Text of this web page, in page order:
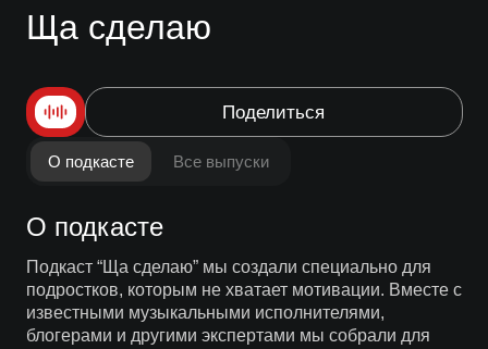
Ща сделаю
Поделиться
О подкасте Все выпуски
О подкасте
Подкаст “Ща сделаю” мы создали специально для
подростков, которым не хватает мотивации. Вместе с
известными музыкальными исполнителями,
блогерами и другими экспертами мы собрали для